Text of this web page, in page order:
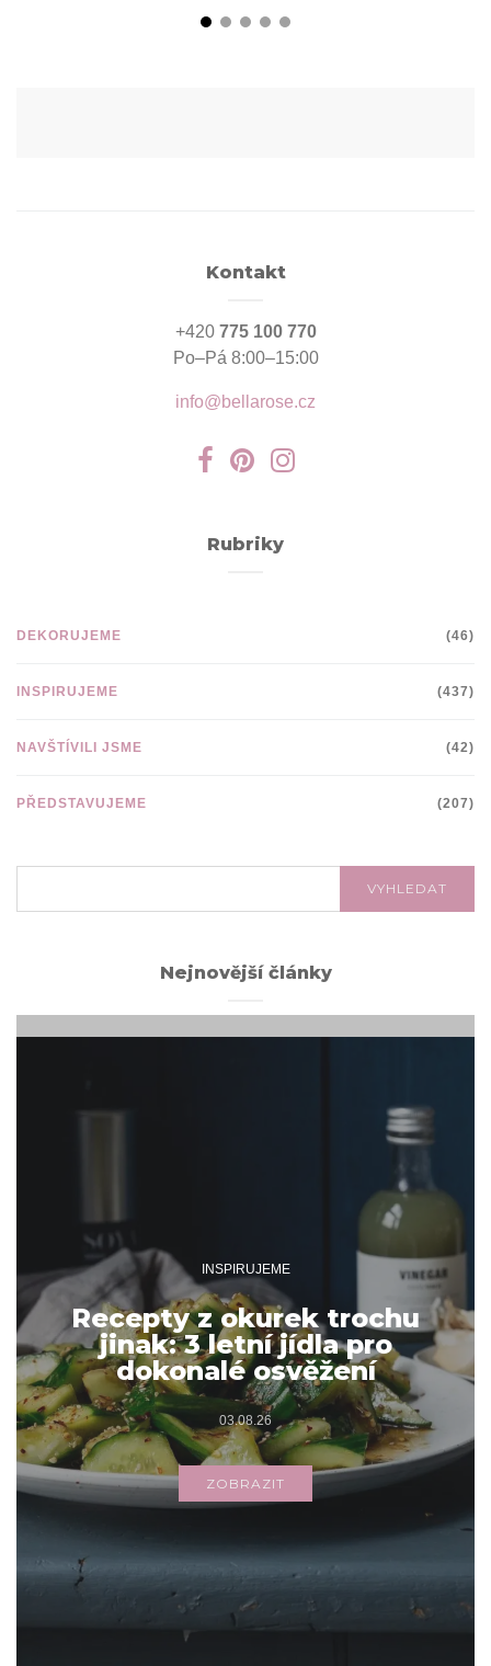
Kontakt
+420 775 100 770
Po–Pá 8:00–15:00
info@bellarose.cz
Rubriky
DEKORUJEME (46)
INSPIRUJEME (437)
NAVŠTÍVILI JSME (42)
PŘEDSTAVUJEME (207)
VYHLEDAT
Nejnovější články
INSPIRUJEME
Recepty z okurek trochu
jinak: 3 letní jídla pro
dokonalé osvěžení
03.08.26
ZOBRAZIT
Archivy